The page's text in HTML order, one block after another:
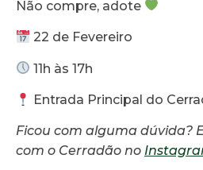
Não compre, adote
22 de Fevereiro
11h às 17h
Entrada Principal do
Ficou com alguma dúvida?
com o Cerradão no